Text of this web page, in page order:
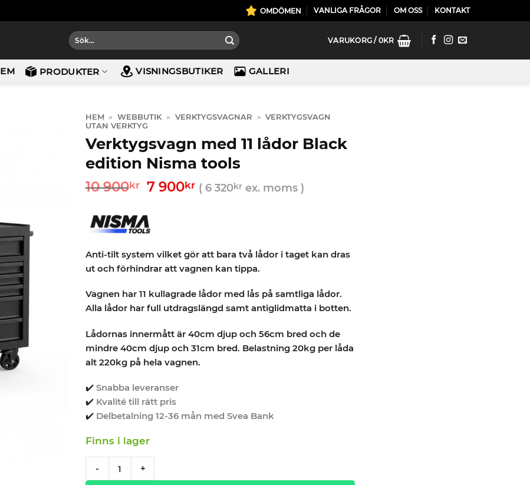
OMDÖMEN VANLIGA FRÅGOR OM OSS KONTAKT
Sök
efter:
VARUKORG / 0KR
PRODUKTER VISNINGSBUTIKER GALLERI
HEM » WEBBUTIK » VERKTYGSVAGNAR » VERKTYGSVAGN
UTAN VERKTYG
Verktygsvagn med 11 lådor Black
edition Nisma tools
10 900kr Det
ursprungliga
priset
var:
10
900kr.
7 900krDet
nuvarande
900kr.
( 6 320kr ex. moms )
Anti-tilt system vilket gör att bara två lådor i taget kan dras
ut och förhindrar att vagnen kan tippa.
Vagnen har 11 kullagrade lådor med lås på samtliga lådor.
Alla lådor har full utdragslängd samt antiglidmatta i botten.
Lådornas innermått är 40cm djup och 56cm bred och de
mindre 40cm djup och 31cm bred. Belastning 20kg per låda
alt 220kg på hela vagnen.
✔️ Snabba leveranser
✔️ Kvalité till rätt pris
✔️ Delbetalning 12-36 mån med Svea Bank
Finns i lager
- +